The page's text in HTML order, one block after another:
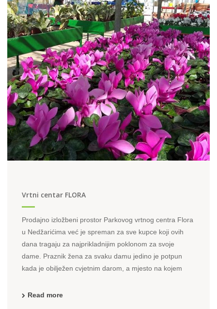
Vrtni centar FLORA
Prodajno izložbeni prostor Parkovog vrtnog centra Flora
u Nedžarićima već je spreman za sve kupce koji ovih
dana tragaju za najprikladnijim poklonom za svoje
dame. Praznik žena za svaku damu jedino je potpun
kada je obilježen cvjetnim darom, a mjesto na kojem
Read more